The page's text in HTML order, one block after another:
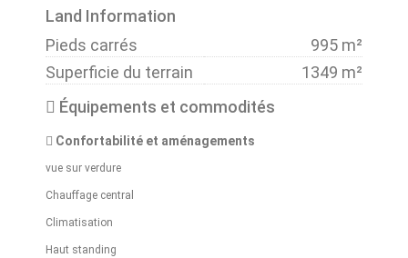
Land Information
Pieds carrés
995 m²
Superficie du terrain
1349 m²
Équipements et commodités
Confortabilité et aménagements
vue sur verdure
Chauffage central
Climatisation
Haut standing